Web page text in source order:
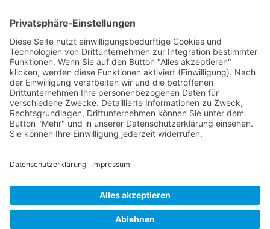
Innenstadtwirte e.V.
C/O CITYPARTNER MÜNCHEN
HERZOG-WILHELM-STRASSE 15
D-80331 MÜNCHEN
TEL. +49 (0) 89 122 280 780
© 2025 Münchner Innenstadtwirte e.V.